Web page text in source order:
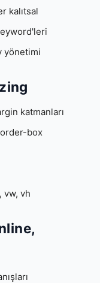
kalıtsal
yönetimi
katmanları
box
vw, vh